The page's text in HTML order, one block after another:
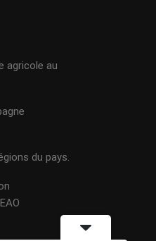
agricole au
du pays.